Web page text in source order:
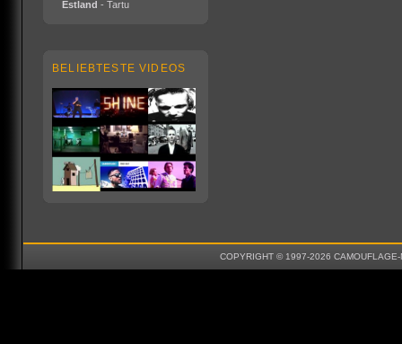
Estland - Tartu
BELIEBTESTE VIDEOS
COPYRIGHT © 1997-2026 CAMOUFLAGE-